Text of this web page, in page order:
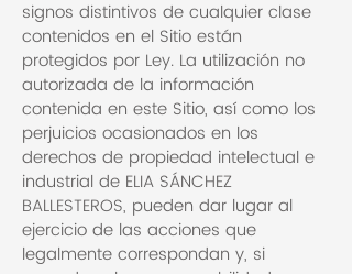
signos distintivos de cualquier clase
contenidos en el Sitio están
protegidos por Ley. La utilización no
autorizada de la información
contenida en este Sitio, así como los
perjuicios ocasionados en los
derechos de propiedad intelectual e
industrial de ELIA SÁNCHEZ
BALLESTEROS, pueden dar lugar al
ejercicio de las acciones que
legalmente correspondan y, si